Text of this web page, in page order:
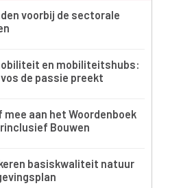
voorbij de sectorale
en mobiliteitshubs:
de passie preekt
mee aan het Woordenboek
Bouwen
basiskwaliteit natuur